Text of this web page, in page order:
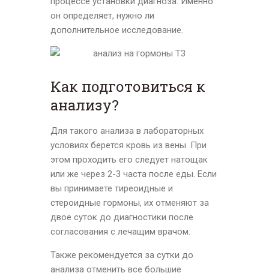
он определяет, нужно ли
дополнительное исследование.
Как подготовиться к
анализу?
Для такого анализа в лабораторных
условиях берется кровь из вены. При
этом проходить его следует натощак
или же через 2-3 часта после еды. Если
вы принимаете тиреоидные и
стероидные гормоны, их отменяют за
двое суток до диагностики после
согласования с лечащим врачом.
Также рекомендуется за сутки до
анализа отменить все большие